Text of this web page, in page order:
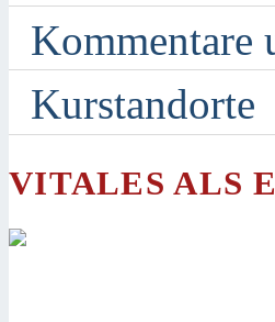
Kommentare
Kurstandorte
VITALES ALS